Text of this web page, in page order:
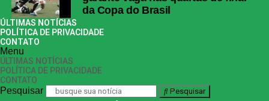
da Copa do Brasil
ÚLTIMAS NOTÍCIAS
POLÍTICA DE PRIVACIDADE
CONTATO
Menu
ÚLTIMAS NOTÍCIAS
POLÍTICA DE PRIVACIDADE
CONTATO
Pesquisar Pesquisar